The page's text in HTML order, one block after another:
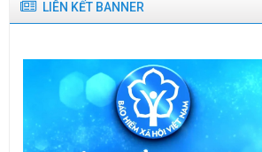
LIÊN KẾT BANNER